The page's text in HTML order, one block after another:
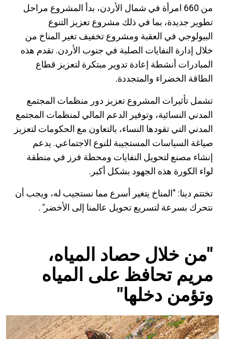
من 660 امرأة في شمال الأردن، بدأ المشروع مراحل
تطوير جديدة، بما في ذلك مشروع تعزيز التنوع
البيولوجي في العقبة ومشروع تخفيف تغير المناخ من
خلال إدارة النفايات الصلبة في جنوب الأردن. تقدم هذه
المبادرات أنشطة إعادة تدوير مبتكرة لتعزيز قطاع
الطاقة الخضراء والمتجددة.
تشمل تأثيرات المشروع تعزيز دور منظمات المجتمع
المدني النسائية، وتوفير الدعم المالي لمنظمات المجتمع
المدني التي تقودها النساء، بالتعاون مع الحكومات لتعزيز
صياغة السياسات المستجيبة للنوع الاجتماعي. يدعم
إنشاء مصنع لتحويل النفايات ومحطة فرز في منطقة
لواء الكورة هذه الجهود بشكل أكبر.
تختتم دينا: "المناخ يتغير أسرع مما نستجيب له، ويجب أن
نتحرك بسرعة لتسريع تحويل عالمنا إلى الأخضر".
"من خلال حصاد المياه،
مريم تحافظ على المياه
وتؤمن دخلها"